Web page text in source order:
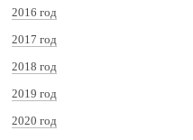
2016 год
2017 год
2018 год
2019 год
2020 год